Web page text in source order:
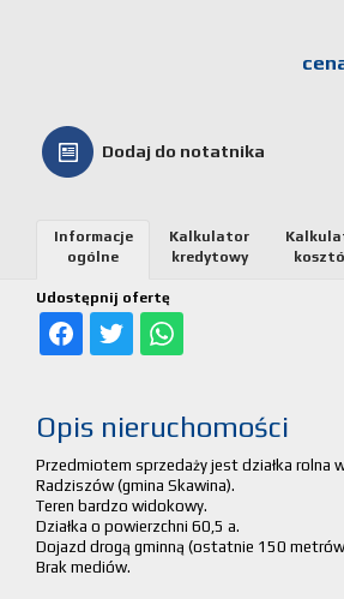
Dodaj do notatnika
Udostępnij ofertę
Informacje
ogólne
Kalkulator
kredytowy
Opis nieruchomości
Przedmiotem sprzedaży jest działka rolna
Radziszów (gmina Skawina).
Teren bardzo widokowy.
Działka o powierzchni 60,5 a.
Dojazd drogą gminną (ostatnie 150
Brak mediów.